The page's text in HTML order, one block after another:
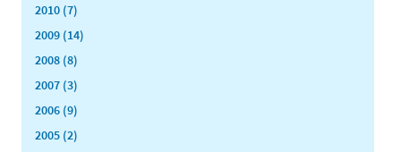
2010 (7)
2009 (14)
2008 (8)
2007 (3)
2006 (9)
2005 (2)